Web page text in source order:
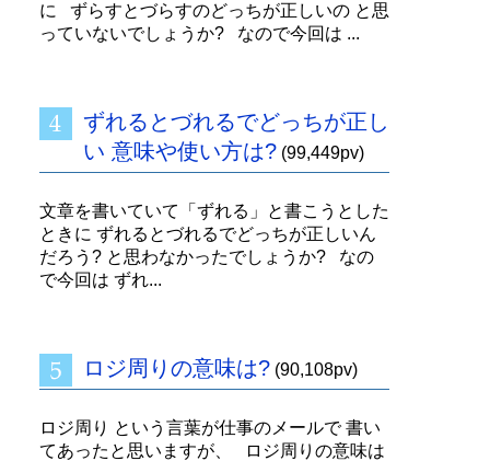
に ずらすとづらすのどっちが正しいの と思
っていないでしょうか? なので今回は ...
ずれるとづれるでどっちが正し
い 意味や使い方は? (99,449pv)
文章を書いていて「ずれる」と書こうとした
ときに ずれるとづれるでどっちが正しいん
だろう? と思わなかったでしょうか? なの
で今回は ずれ...
ロジ周りの意味は? (90,108pv)
ロジ周り という言葉が仕事のメールで 書い
てあったと思いますが、 ロジ周りの意味は